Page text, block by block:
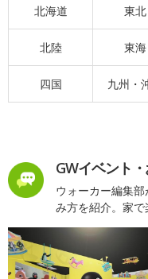
北海道 東北
北陸 東海
四国 九州・
GWイベント
ウォーカー編集
み方を紹介。家で